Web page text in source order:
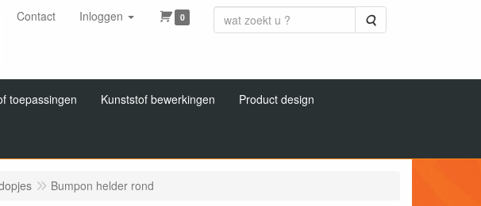
Contact Inloggen 0 Zoeken
toepassingen Kunststof bewerkingen Product design
Bumpon helder rond